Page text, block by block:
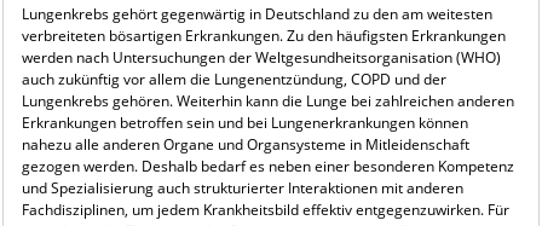
Lungenkrebs gehört gegenwärtig in Deutschland zu den am weitesten
verbreiteten bösartigen Erkrankungen. Zu den häufigsten Erkrankungen
werden nach Untersuchungen der Weltgesundheitsorganisation (WHO)
auch zukünftig vor allem die Lungenentzündung, COPD und der
Lungenkrebs gehören. Weiterhin kann die Lunge bei zahlreichen anderen
Erkrankungen betroffen sein und bei Lungenerkrankungen können
nahezu alle anderen Organe und Organsysteme in Mitleidenschaft
gezogen werden. Deshalb bedarf es neben einer besonderen Kompetenz
und Spezialisierung auch strukturierter Interaktionen mit anderen
Fachdisziplinen, um jedem Krankheitsbild effektiv entgegenzuwirken. Für